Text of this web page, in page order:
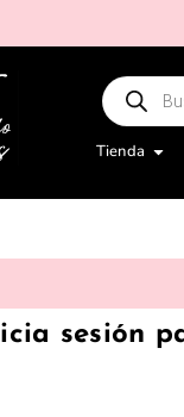
Tienda
sesión